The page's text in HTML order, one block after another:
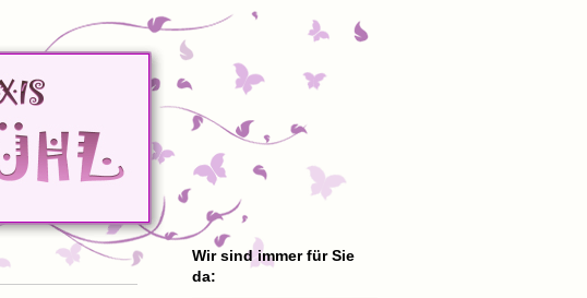
Wir sind immer für Sie
da: